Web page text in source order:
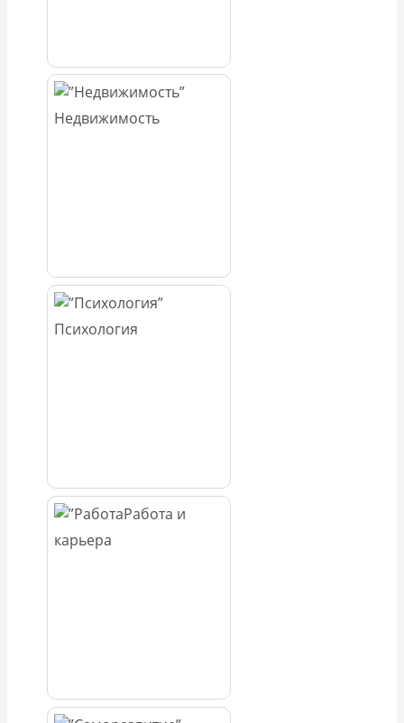
Недвижимость
Психология
Работа и
карьера